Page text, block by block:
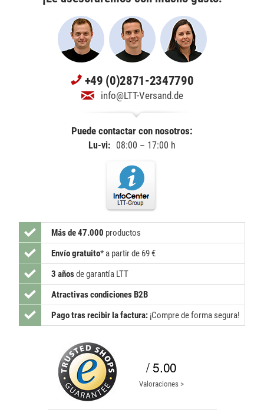
+49 (0)2871-2347790
info@LTT-Versand.de
Puede contactar con nosotros:
Lu-vi: 08:00 – 17:00 h
Más de 47.000 productos
Envío gratuito* a partir de 69 €
3 añosde garantía LTT
Atractivas condiciones B2B
Pago tras recibir la factura: ¡Compre de forma segura!
/ 5.00
Valoraciones >